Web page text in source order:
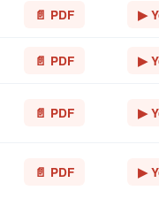
📄 PDF ▶
📄 PDF ▶
📄 PDF ▶
📄 PDF ▶